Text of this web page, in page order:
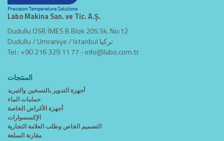
Labo Makina San. ve Tic. A.Ş.
Dudullu OSB İMES B Blok 205.Sk. No:12
Dudullu / Umraniye / Istanbul تركيا
Tel : +90 216 329 11 77 -info@labo.com.tr
المنتجات
أجهزة التدوير بالتسخين والتبريد
حمامات الماء
أجهزة الأغراض الخاصة
الإكسسوارات
التصميم الخاص وطلب العلامة التجارية
مقارنة السلعة